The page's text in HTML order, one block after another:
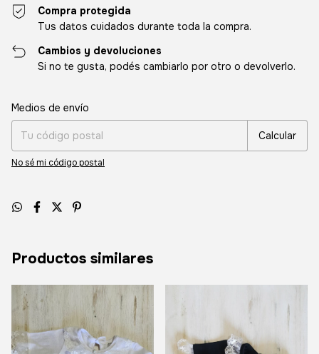
Compra protegida
Tus datos cuidados durante toda la compra.
Cambios y devoluciones
Si no te gusta, podés cambiarlo por otro o devolverlo.
Entregas para el CP:
Medios de envío
Calcular
No sé mi código postal
Productos similares